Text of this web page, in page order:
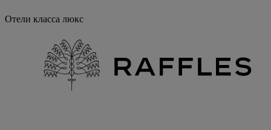
Отели класса люкс